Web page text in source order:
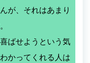
が、それはあまり
ばせようという気
かってくれる人は